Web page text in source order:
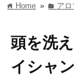
home Home » folder ア
頭を洗
イシャ